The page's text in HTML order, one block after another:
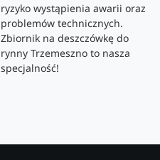
ryzyko wystąpienia awarii oraz
problemów technicznych.
Zbiornik na deszczówkę do
rynny Trzemeszno to nasza
specjalność!